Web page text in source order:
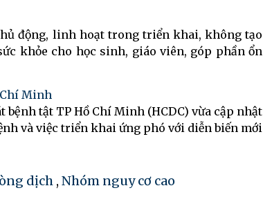
động, linh hoạt trong triển khai, không tạo
khỏe cho học sinh, giáo viên, góp phần ổn
Chí Minh
bệnh tật TP Hồ Chí Minh (HCDC) vừa cập nhật
và việc triển khai ứng phó với diễn biến mới
dịch , Nhóm nguy cơ cao